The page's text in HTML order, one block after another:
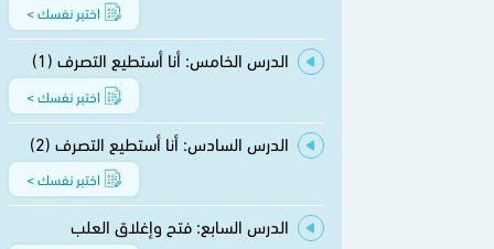
اختبر نفسك >
الدرس الخامس: أنا أستطيع التصرف (1)
اختبر نفسك >
الدرس السادس: أنا أستطيع التصرف (2)
اختبر نفسك >
الدرس السابع: فتح وإغلاق العلب